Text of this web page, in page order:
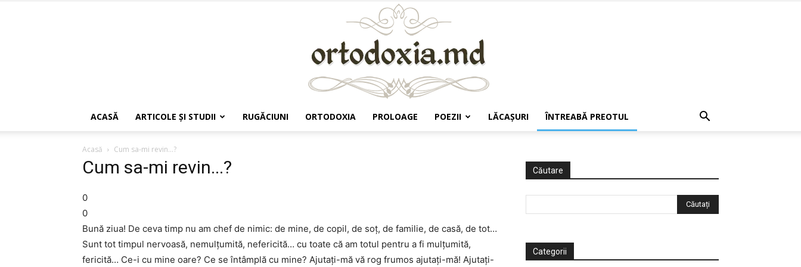
ACASĂ ARTICOLE ŞI STUDII RUGĂCIUNI ORTODOXIA PROLOAGE POEZII LĂCAŞURI ÎNTREABĂ PREOTUL
Acasă Cum sa-mi revin...?
Cum sa-mi revin...?
0
0
Bună ziua! De ceva timp nu am chef de nimic: de mine, de copil, de soţ, de familie, de casă, de tot…
Sunt tot timpul nervoasă, nemulţumită, nefericită… cu toate că am totul pentru a fi mulţumită,
fericită… Ce-i cu mine oare? Ce se întâmplă cu mine? Ajutaţi-mă vă rog frumos ajutaţi-mă! Ajutaţi-
Căutare
Categorii